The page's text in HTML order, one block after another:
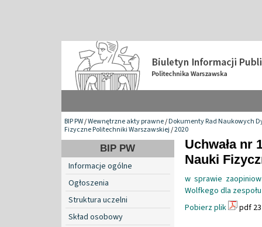
BIP PW/Wewnętrzne akty prawne/Dokumenty Rad Naukowych
Fizyczne Politechniki Warszawskiej/2020
BIP PW
Informacje ogólne
Ogłoszenia
Struktura uczelni
Skład osobowy
Uchwała nr
Nauki
w sprawie
Wolfkego dla
Pobierz plik
pdf